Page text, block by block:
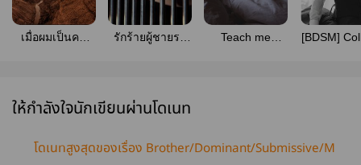
เมื่อผมเป็นคน
รักร้ายผู้ชายรส
Teach me
[BDSM]
ให้กำลังใจนักเขียนผ่านโดเนท
โดเนทสูงสุดของเรื่อง Brother/Dominant/Submissive/M